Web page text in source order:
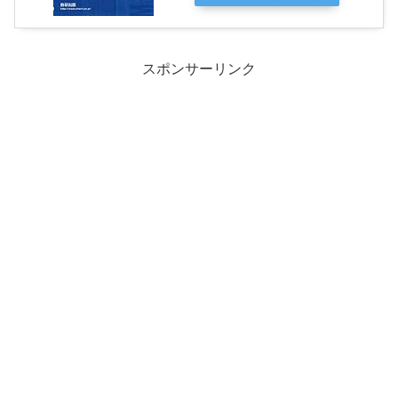
スポンサーリンク